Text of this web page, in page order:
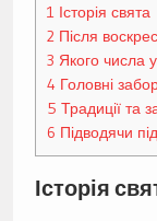
1 Історія свята
2Після
3 Якого числа
4 Головні
5 Традиції та
6 Підводячи
Історія